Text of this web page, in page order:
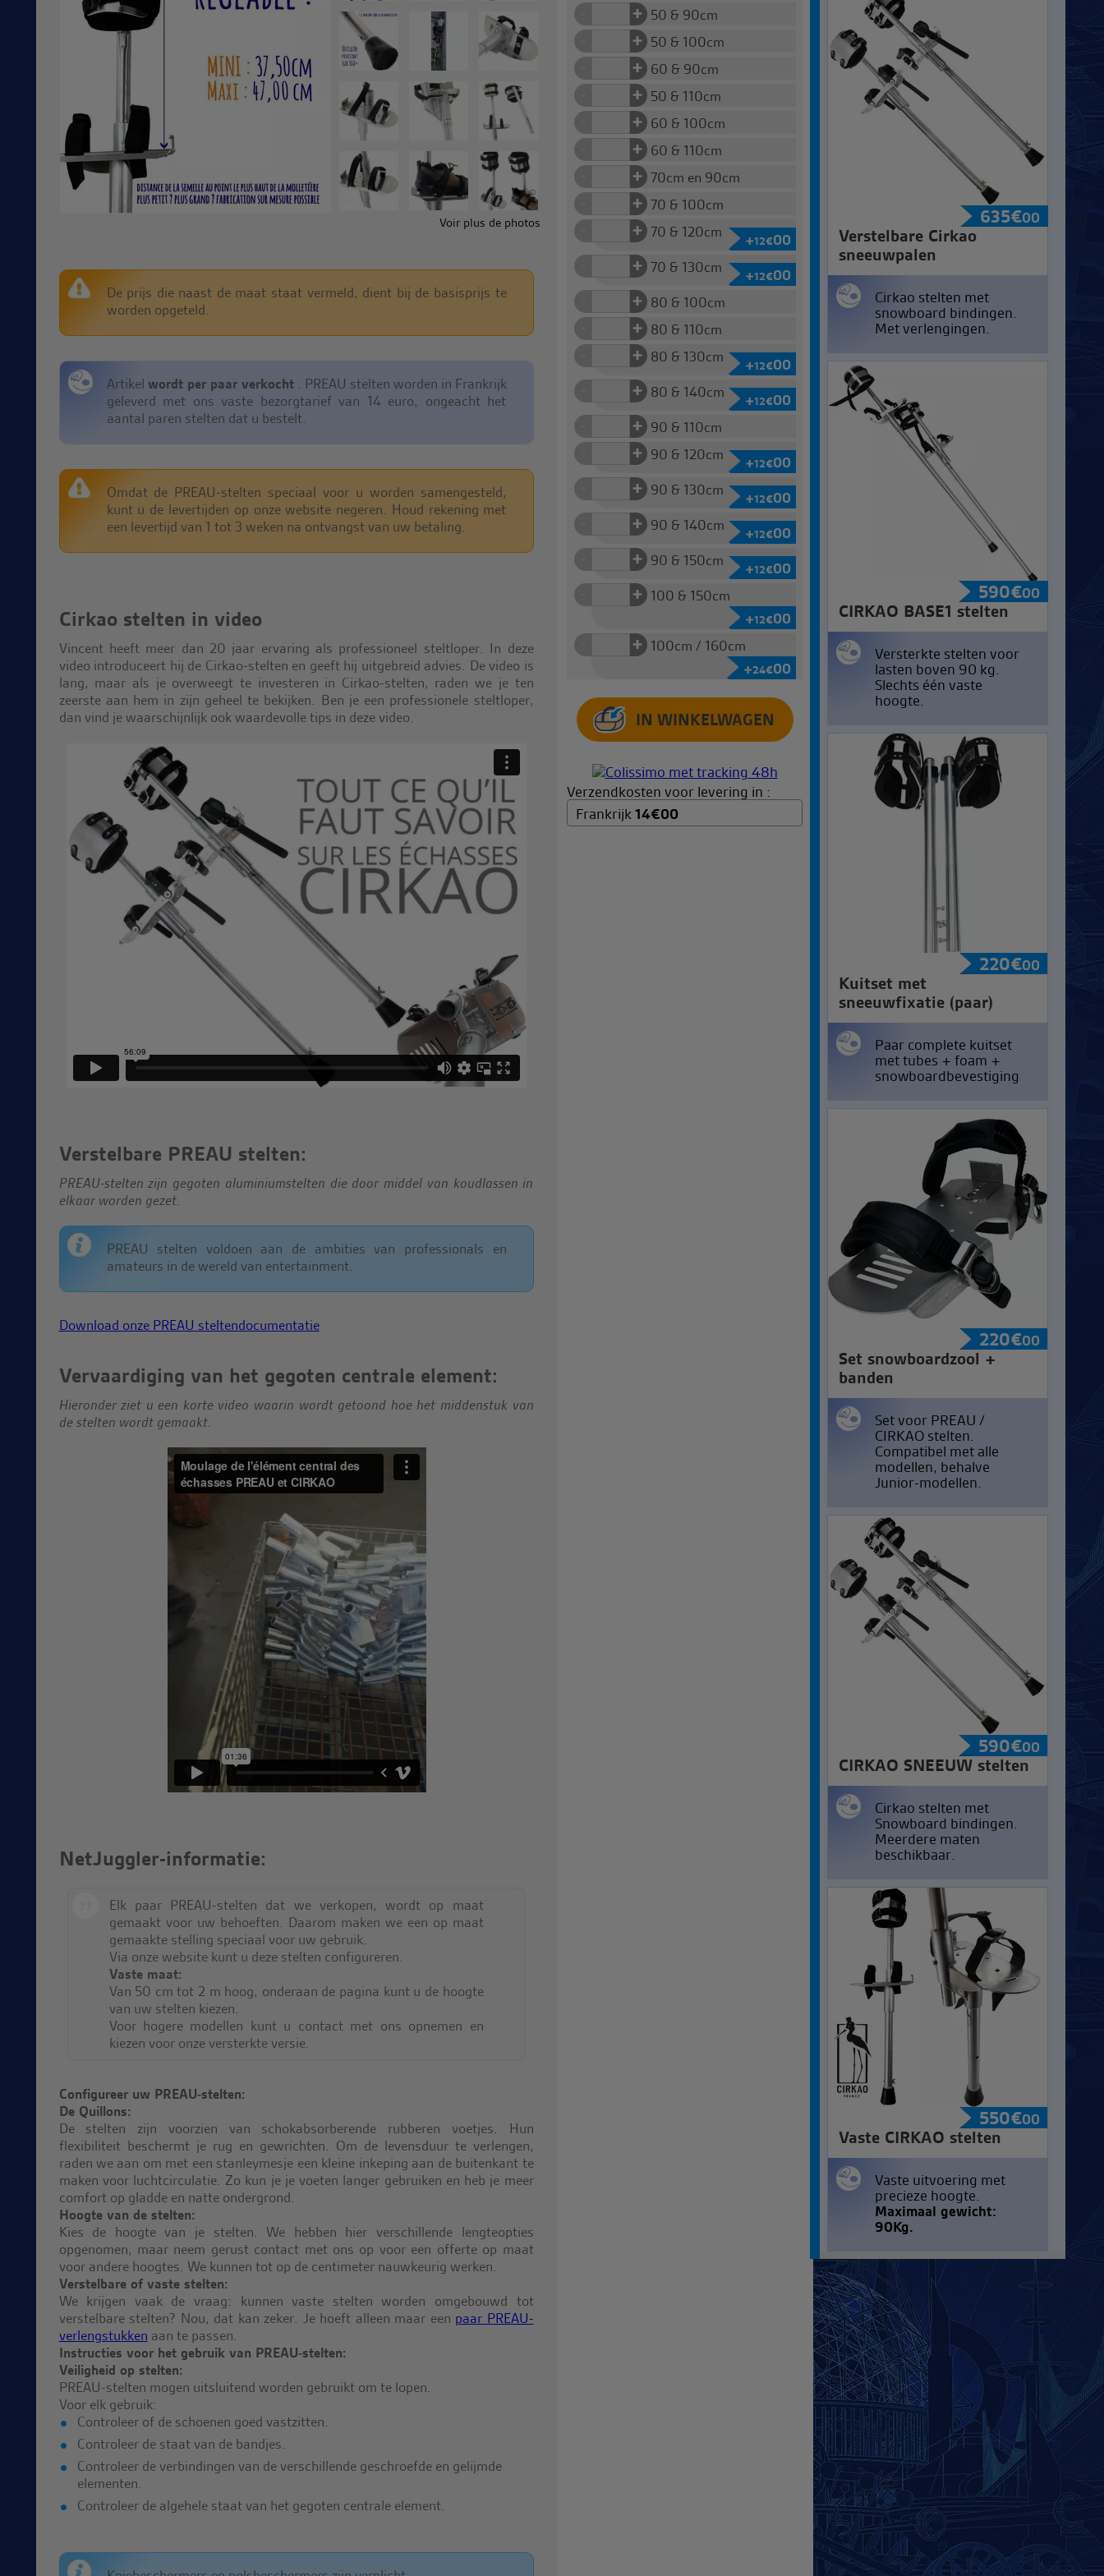
Voir plus de photos
50 & 90cm
+
50 & 100cm
+
60 & 90cm
+
50 & 110cm
+
60 & 100cm
+
60 & 110cm
+
70cm en 90cm
+
70 & 100cm
+
70 & 120cm +12€00
+
70 & 130cm +12€00
+
80 & 100cm
+
80 & 110cm
+
80 & 130cm +12€00
+
80 & 140cm +12€00
+
90 & 110cm
+
90 & 120cm +12€00
+
90 & 130cm +12€00
+
90 & 140cm +12€00
+
90 & 150cm +12€00
+
100 & 150cm
+12€00
+
100cm / 160cm
+24€00
+
Verzendkosten voor levering in :
Frankrijk14€00
De prijs die naast de maat staat vermeld, dient bij de basisprijs te
worden opgeteld.
Artikel wordt per paar verkocht. PREAU stelten worden in Frankrijk
geleverd met ons vaste bezorgtarief van 14 euro, ongeacht het
aantal paren stelten dat u bestelt.
Omdat de PREAU-stelten speciaal voor u worden samengesteld,
kunt u de levertijden op onze website negeren. Houd rekening met
een levertijd van 1 tot 3 weken na ontvangst van uw betaling.
Cirkao stelten in video
Vincent heeft meer dan 20 jaar ervaring als professioneel steltloper. In deze
video introduceert hij de Cirkao-stelten en geeft hij uitgebreid advies. De video is
lang, maar als je overweegt te investeren in Cirkao-stelten, raden we je ten
zeerste aan hem in zijn geheel te bekijken. Ben je een professionele steltloper,
dan vind je waarschijnlijk ook waardevolle tips in deze video.
Verstelbare PREAU stelten:
PREAU-stelten zijn gegoten aluminiumstelten die door middel van koudlassen in
elkaar worden gezet.
PREAU stelten voldoen aan de ambities van professionals en
amateurs in de wereld van entertainment.
Download onze PREAU steltendocumentatie
Vervaardiging van het gegoten centrale element:
Hieronder ziet u een korte video waarin wordt getoond hoe het middenstuk van
de stelten wordt gemaakt.
NetJuggler-informatie:
Elk paar PREAU-stelten dat we verkopen, wordt op maat
gemaakt voor uw behoeften. Daarom maken we een op maat
gemaakte stelling speciaal voor uw gebruik.
Via onze website kunt u deze stelten configureren.
Vaste maat:
Van 50 cm tot 2 m hoog, onderaan de pagina kunt u de hoogte
van uw stelten kiezen.
Voor hogere modellen kunt u contact met ons opnemen en
kiezen voor onze versterkte versie.
Configureer uw PREAU-stelten:
De Quillons:
De stelten zijn voorzien van schokabsorberende rubberen voetjes. Hun
flexibiliteit beschermt je rug en gewrichten. Om de levensduur te verlengen,
raden we aan om met een stanleymesje een kleine inkeping aan de buitenkant te
maken voor luchtcirculatie. Zo kun je je voeten langer gebruiken en heb je meer
comfort op gladde en natte ondergrond.
Hoogte van de stelten:
Kies de hoogte van je stelten. We hebben hier verschillende lengteopties
opgenomen, maar neem gerust contact met ons op voor een offerte op maat
voor andere hoogtes. We kunnen tot op de centimeter nauwkeurig werken.
Verstelbare of vaste stelten:
We krijgen vaak de vraag: kunnen vaste stelten worden omgebouwd tot
verstelbare stelten? Nou, dat kan zeker. Je hoeft alleen maar een paar PREAU-
verlengstukken aan te passen.
Instructies voor het gebruik van PREAU-stelten:
Veiligheid op stelten:
PREAU-stelten mogen uitsluitend worden gebruikt om te lopen.
Voor elk gebruik:
Controleer of de schoenen goed vastzitten.
Controleer de staat van de bandjes.
Controleer de verbindingen van de verschillende geschroefde en gelijmde
elementen.
Controleer de algehele staat van het gegoten centrale element.
635€00
Verstelbare Cirkao
sneeuwpalen
Cirkao stelten met
snowboard bindingen.
Met verlengingen.
590€00
CIRKAO BASE1 stelten
Versterkte stelten voor
lasten boven 90 kg.
Slechts één vaste
hoogte.
220€00
Kuitset met
sneeuwfixatie (paar)
Paar complete kuitset
met tubes + foam +
snowboardbevestiging
220€00
Set snowboardzool +
banden
Set voor PREAU /
CIRKAO stelten.
Compatibel met alle
modellen, behalve
Junior-modellen.
590€00
CIRKAO SNEEUW stelten
Cirkao stelten met
Snowboard bindingen.
Meerdere maten
beschikbaar.
550€00
Vaste CIRKAO stelten
Vaste uitvoering met
precieze hoogte.
Maximaal gewicht:
90Kg.